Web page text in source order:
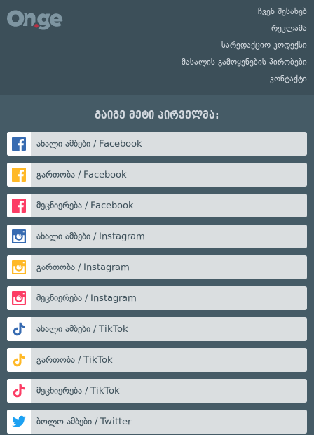
ჩვენ შესახებ
რეკლამა
სარედაქციო კოდექსი
მასალის გამოყენების პირობები
კონტაქტი
გაიგე მეტი პირველმა:
ახალი ამბები / Facebook
გართობა / Facebook
მეცნიერება / Facebook
ახალი ამბები / Instagram
გართობა / Instagram
მეცნიერება / Instagram
ახალი ამბები / TikTok
გართობა / TikTok
მეცნიერება / TikTok
ბოლო ამბები / Twitter